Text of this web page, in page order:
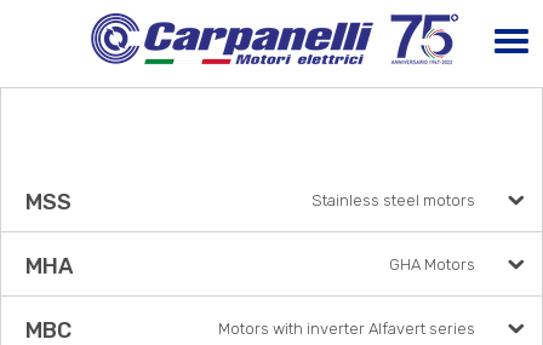
MSS Stainless steel motors
MHA GHA Motors
MBC Motors with inverter Alfavert series